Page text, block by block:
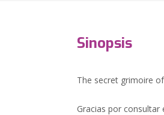
Sinopsis
The secret grimoire
Gracias por consultar